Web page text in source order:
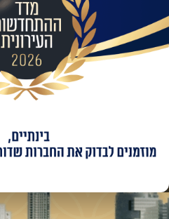
שלח
מאשר/ת קבלת מידע ועדכונים